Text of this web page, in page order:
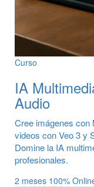
Curso
IA
Audio
Cree imágenes con
videos con Veo 3 y
Domine la IA
profesionales.
2 meses 100%